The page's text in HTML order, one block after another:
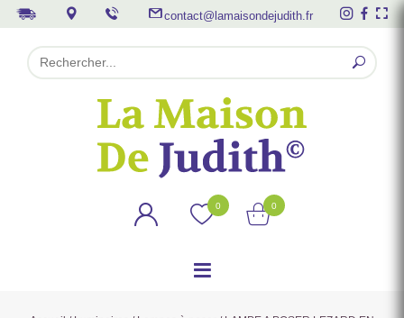
contact@lamaisondejudith.fr
0 0